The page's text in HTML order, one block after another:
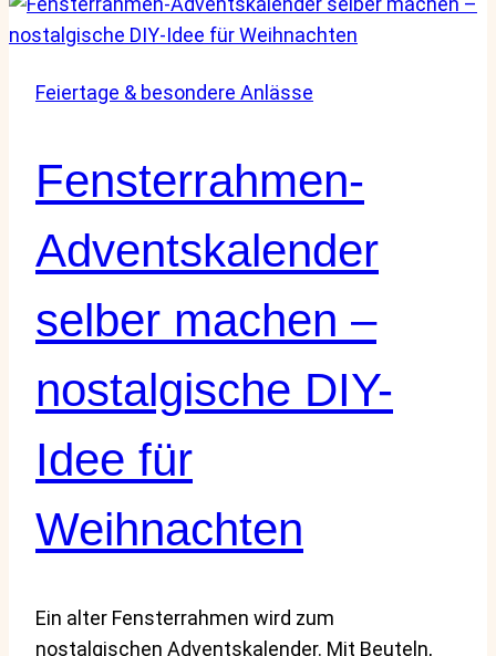
Feiertage & besondere Anlässe
Fensterrahmen-
Adventskalender
selber machen –
nostalgische DIY-
Idee für
Weihnachten
Ein alter Fensterrahmen wird zum
nostalgischen Adventskalender. Mit Beuteln,